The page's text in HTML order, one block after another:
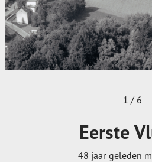
1 / 6
Eerste
48 jaar geleden